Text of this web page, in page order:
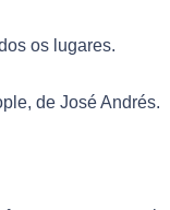
os lugares.
de José Andrés.